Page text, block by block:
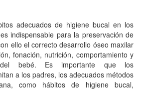
adecuados de higiene bucal en los
indispensable para la preservación de
ello el correcto desarrollo óseo maxilar
fonación, nutrición, comportamiento y
bebé. Es importante que los
a los padres, los adecuados métodos
como hábitos de higiene bucal,